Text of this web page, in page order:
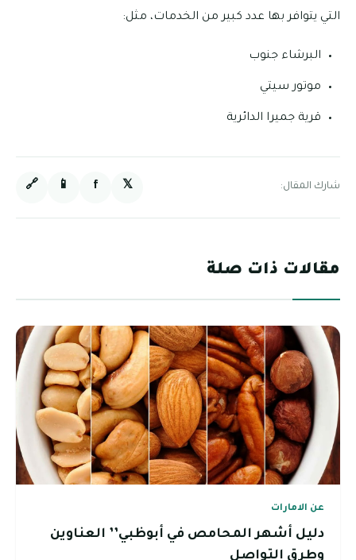
التي يتوافر بها عدد كبير من الخدمات، مثل:
البرشاء جنوب
موتور سيتي
قرية جميرا الدائرية
شارك المقال: 𝕏
f
📱
🔗
مقالات ذات صلة
عن الامارات
دليل أشهر المحامص في أبوظبي’’ العناوين
وطرق التواصل